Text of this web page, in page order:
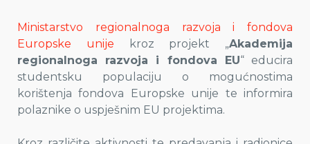
Ministarstvo regionalnoga razvoja i fondova
Europske unije kroz projekt „Akademija
regionalnoga razvoja i fondova EU“ educira
studentsku populaciju o mogućnostima
korištenja fondova Europske unije te informira
polaznike o uspješnim EU projektima.